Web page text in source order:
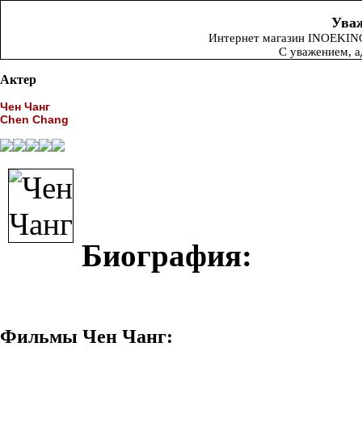
Интернет магазин
С уважением,
Актер
Чен Чанг
Chen Chang
Биография:
Фильмы Чен Чанг: